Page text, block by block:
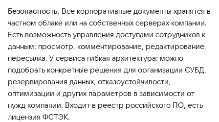
Безопасность. Все корпоративные документы хранятся в
частном облаке или на собственных серверах компании.
Есть возможность управления доступами сотрудников к
данным: просмотр, комментирование, редактирование,
пересылка. У сервиса гибкая архитектура: можно
подобрать конкретные решения для организации СУБД,
резервирования данных, отказоустойчивости,
оптимизации и других параметров в зависимости от
нужд компании. Входит в реестр российского ПО, есть
лицензия ФСТЭК.